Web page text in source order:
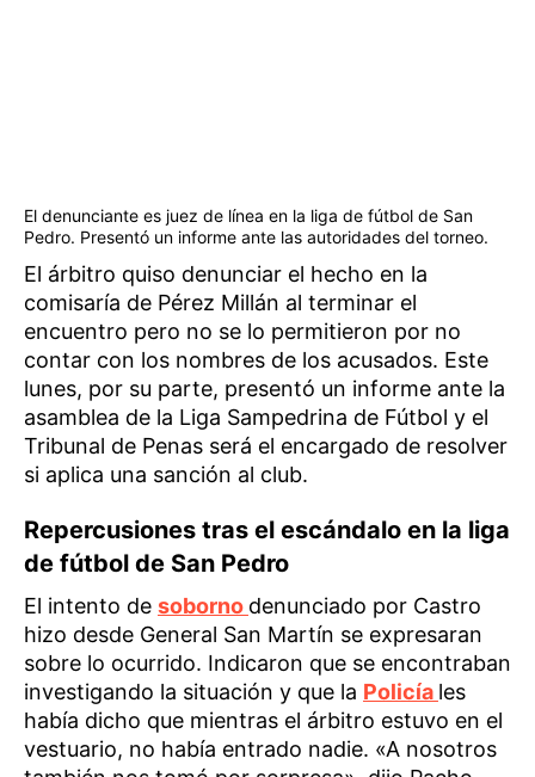
El denunciante es juez de línea en la liga de fútbol de San
Pedro. Presentó un informe ante las autoridades del torneo.
El árbitro quiso denunciar el hecho en la
comisaría de Pérez Millán al terminar el
encuentro pero no se lo permitieron por no
contar con los nombres de los acusados. Este
lunes, por su parte, presentó un informe ante la
asamblea de la Liga Sampedrina de Fútbol y el
Tribunal de Penas será el encargado de resolver
si aplica una sanción al club.
Repercusiones tras el escándalo en la liga
de fútbol de San Pedro
El intento de soborno denunciado por Castro
hizo desde General San Martín se expresaran
sobre lo ocurrido. Indicaron que se encontraban
investigando la situación y que la Policía les
había dicho que mientras el árbitro estuvo en el
vestuario, no había entrado nadie. «A nosotros